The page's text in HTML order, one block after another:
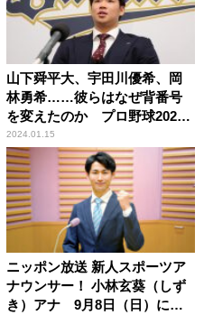
山下舜平大、宇田川優希、岡
林勇希……彼らはなぜ背番号
を変えたのか プロ野球2024
新背番号物語
2024.01.15
ニッポン放送 新人スポーツア
ナウンサー！ 小林玄葵（しず
き）アナ 9月8日（日）にマ